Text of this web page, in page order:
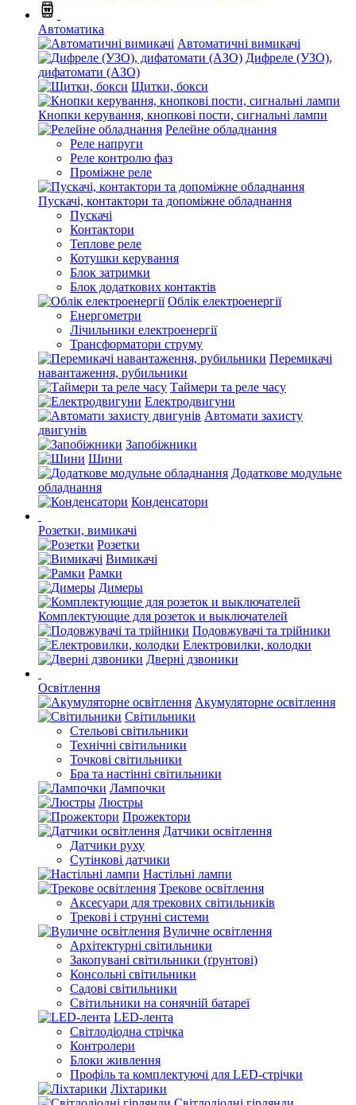
Автоматика
Автоматичні вимикачі
Дифреле (УЗО),
дифатомати (АЗО)
Щитки, бокси
Кнопки керування, кнопкові пости, сигнальні лампи
Релейне обладнання
Реле напруги
Реле контролю фаз
Проміжне реле
Пускачі, контактори та допоміжне обладнання
Пускачі
Контактори
Теплове реле
Котушки керування
Блок затримки
Блок додаткових контактів
Облік електроенергії
Енергометри
Лічильники електроенергії
Трансформатори струму
Перемикачі
навантаження, рубильники
Таймери та реле часу
Електродвигуни
Автомати захисту
двигунів
Запобіжники
Шини
Додаткове модульне
обладнання
Конденсатори
Розетки, вимикачі
Розетки
Вимикачі
Рамки
Димеры
Комплектующие для розеток и выключателей
Подовжувачі та трійники
Електровилки, колодки
Дверні дзвоники
Освітлення
Акумуляторне освітлення
Світильники
Стельові світильники
Технічні світильники
Точкові світильники
Бра та настінні світильники
Лампочки
Люстры
Прожектори
Датчики освітлення
Датчики руху
Сутінкові датчики
Настільні лампи
Трекове освітлення
Аксесуари для трекових світильників
Трекові і струнні системи
Вуличне освітлення
Архітектурні світильники
Закопувані світильники (ґрунтові)
Консольні світильники
Садові світильники
Світильники на сонячній батареї
LED-лента
Світлодіодна стрічка
Контролери
Блоки живлення
Профіль та комплектуючі для LED-стрічки
Ліхтарики